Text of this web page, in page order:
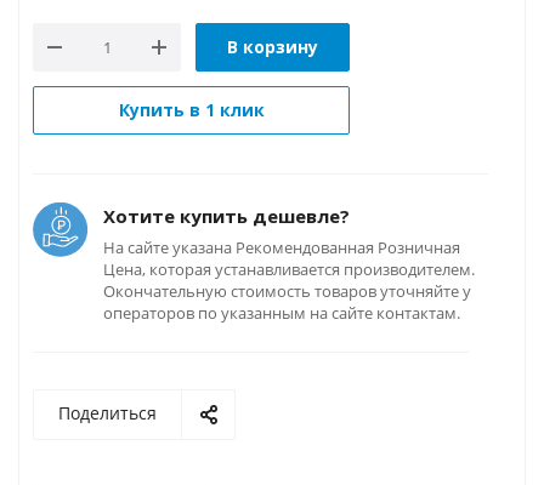
В корзину
Купить в 1 клик
Хотите купить дешевле?
На сайте указана Рекомендованная Розничная
Цена, которая устанавливается производителем.
Окончательную стоимость товаров уточняйте у
операторов по указанным на сайте контактам.
Поделиться